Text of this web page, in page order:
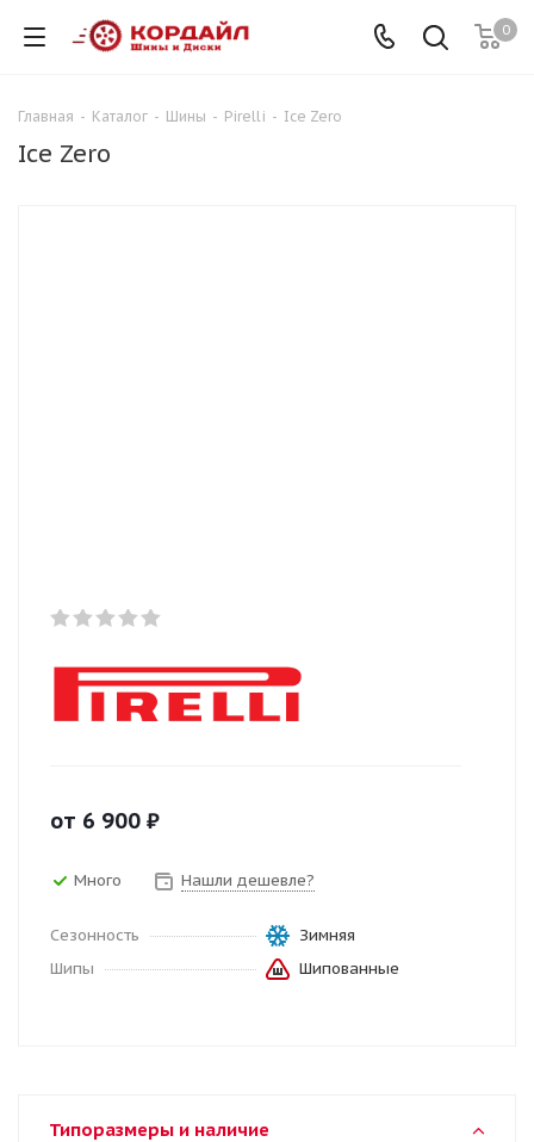
0
Главная - Каталог - Шины - Pirelli - Ice Zero
Ice Zero
от 6 900 ₽
Много Нашли дешевле?
Сезонность
Зимняя
Шипы
Шипованные
Типоразмеры и наличие